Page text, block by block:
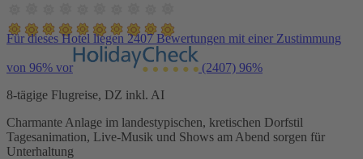
Für dieses Hotel liegen 2407 Bewertungen mit einer Zustimmung
von 96% vor (2407) 96%
8-tägige Flugreise, DZ inkl. AI
Charmante Anlage im landestypischen, kretischen Dorfstil
Tagesanimation, Live-Musik und Shows am Abend sorgen für
Unterhaltung